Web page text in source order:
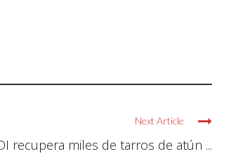
Next Article
recupera miles de tarros de atún ...